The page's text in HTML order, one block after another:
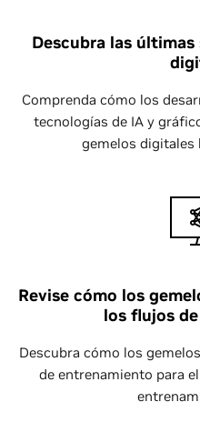
Descubra las
Comprenda cómo los
tecnologías de IA y
gemelos digitales
Revise cómo los
los flujos
Descubra cómo los
de entrenamiento para